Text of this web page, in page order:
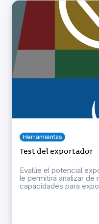
Herramientas
Test del exportador
Evalúe el potencial
le permitirá analizar de
capacidades para